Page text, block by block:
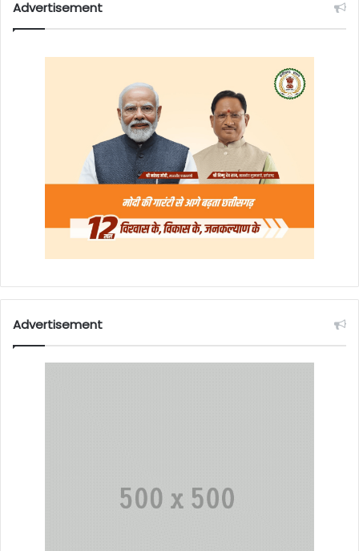
Advertisement
Advertisement